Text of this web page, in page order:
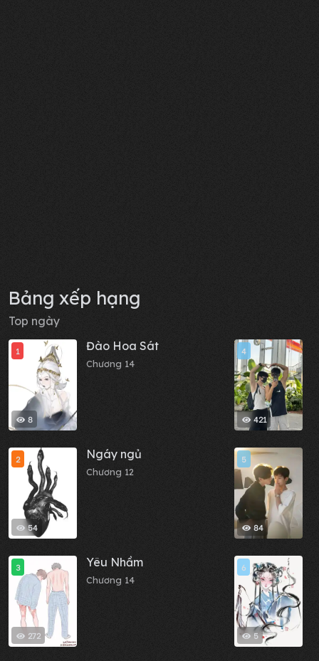
Bảng xếp hạng
Top ngày
8
1 Đào Hoa Sát
Chương 14
54
2 Ngáy ngủ
Chương 12
272
3 Yêu Nhầm
Chương 14
421
4
84
5
5
6